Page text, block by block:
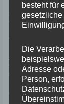
Richtung
überqueren
Cunovo sozusagen
Bei Medvedov
wieder nach
Auch diesseits
aber das
775 km an unser
Dieses Hotel liegt
auf die Donau und
besteht für
Die
Adresse
Person,